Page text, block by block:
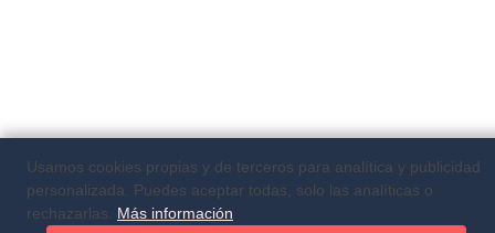
Usamos cookies propias y de terceros para analítica y publicidad
personalizada. Puedes aceptar todas, solo las analíticas o
rechazarlas. Más información